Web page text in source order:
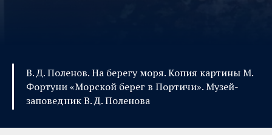
В. Д. Поленов. На берегу моря. Копия картины М.
Фортуни «Морской берег в Портичи». Музей-
заповедник В. Д. Поленова